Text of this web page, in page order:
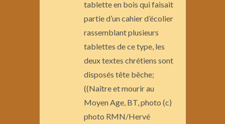
tablette en bois qui faisait
partie d’un cahier d’écolier
rassemblant plusieurs
tablettes de ce type, les
deux textes chrétiens sont
disposés tête bêche;
((Naître et mourir au
Moyen Age, BT, photo (c)
photo RMN/Hervé